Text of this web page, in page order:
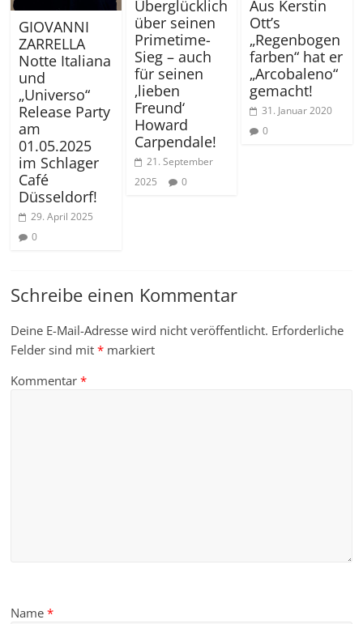
GIOVANNI
ZARRELLA
Notte Italiana
und
„Universo“
Release Party
am
01.05.2025
im Schlager
Café
Düsseldorf!
29. April 2025
0
Überglücklich
über seinen
Primetime-
Sieg – auch
für seinen
‚lieben
Freund‘
Howard
Carpendale!
21. September
2025
0
Aus Kerstin
Ott’s
„Regenbogen
farben“ hat er
„Arcobaleno“
gemacht!
31. Januar 2020
0
Schreibe einen Kommentar
Deine E-Mail-Adresse wird nicht veröffentlicht. Erforderliche
Felder sind mit* markiert
Kommentar*
Name*